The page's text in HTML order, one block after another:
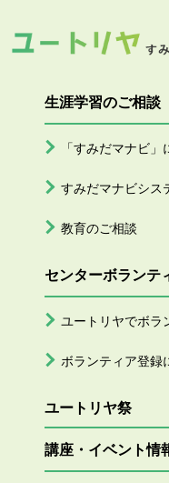
生涯学習のご相談
「すみだマナビ」
すみだマナビシス
教育のご相談
センターボランテ
ユートリヤでボラ
ボランティア登録
ユートリヤ祭
講座・イベント情